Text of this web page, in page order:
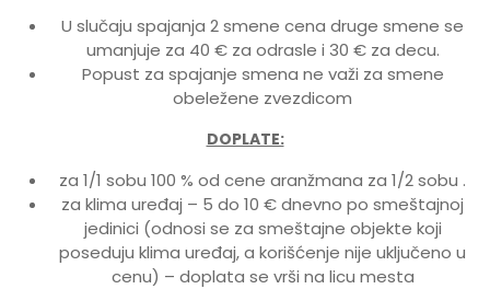
U slučaju spajanja 2 smene cena druge smene se
umanjuje za 40 € za odrasle i 30 € za decu.
Popust za spajanje smena ne važi za smene
obeležene zvezdicom
DOPLATE:
za 1/1 sobu 100 % od cene aranžmana za 1/2 sobu .
za klima uređaj – 5 do 10 € dnevno po smeštajnoj
jedinici (odnosi se za smeštajne objekte koji
poseduju klima uređaj, a korišćenje nije uključeno u
cenu) – doplata se vrši na licu mesta